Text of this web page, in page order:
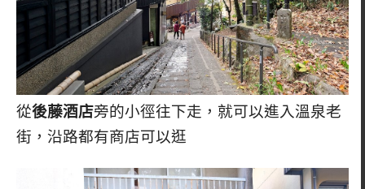
從後藤酒店旁的小徑往下走，就可以進入溫泉老
街，沿路都有商店可以逛